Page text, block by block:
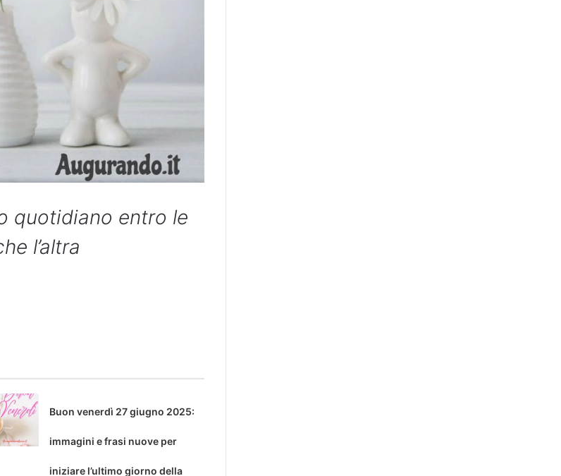
quotidiano entro le
l’altra
Buon venerdì 27 giugno 2025:
immagini e frasi nuove per
iniziare l’ultimo giorno della